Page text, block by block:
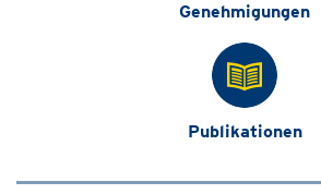
Genehmigungen
Publikationen